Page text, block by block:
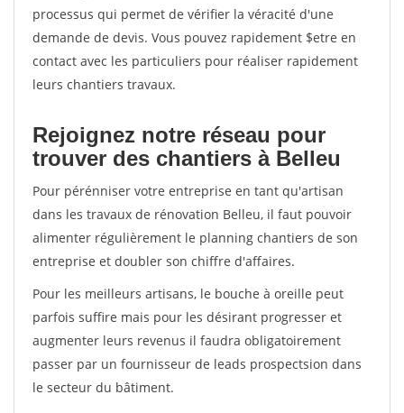
processus qui permet de vérifier la véracité d'une
demande de devis. Vous pouvez rapidement $etre en
contact avec les particuliers pour réaliser rapidement
leurs chantiers travaux.
Rejoignez notre réseau pour
trouver des chantiers à Belleu
Pour pérénniser votre entreprise en tant qu'artisan
dans les travaux de rénovation Belleu, il faut pouvoir
alimenter régulièrement le planning chantiers de son
entreprise et doubler son chiffre d'affaires.
Pour les meilleurs artisans, le bouche à oreille peut
parfois suffire mais pour les désirant progresser et
augmenter leurs revenus il faudra obligatoirement
passer par un fournisseur de leads prospectsion dans
le secteur du bâtiment.